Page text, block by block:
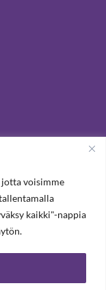
jotta voisimme
kaikki"-nappia
to our Tampere